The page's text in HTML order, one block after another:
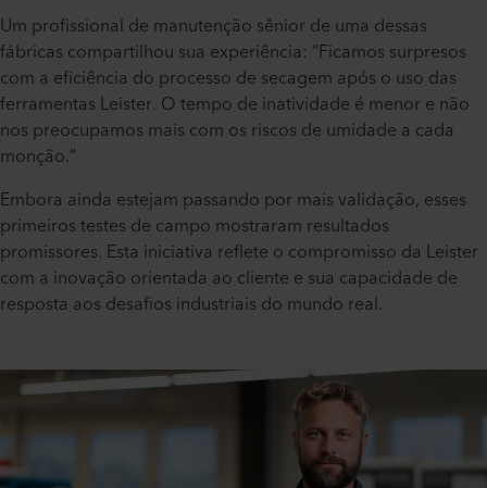
Um profissional de manutenção sênior de uma dessas
fábricas compartilhou sua experiência: “Ficamos surpresos
com a eficiência do processo de secagem após o uso das
ferramentas Leister. O tempo de inatividade é menor e não
nos preocupamos mais com os riscos de umidade a cada
monção.”
Embora ainda estejam passando por mais validação, esses
primeiros testes de campo mostraram resultados
promissores. Esta iniciativa reflete o compromisso da Leister
com a inovação orientada ao cliente e sua capacidade de
resposta aos desafios industriais do mundo real.